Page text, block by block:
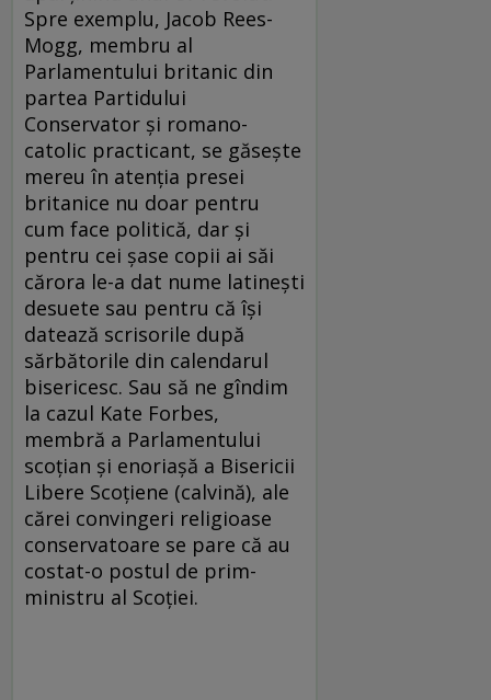
Spre exemplu, Jacob Rees-
Mogg, membru al
Parlamentului britanic din
partea Partidului
Conservator și romano-
catolic practicant, se găsește
mereu în atenția presei
britanice nu doar pentru
cum face politică, dar și
pentru cei șase copii ai săi
cărora le-a dat nume latinești
desuete sau pentru că își
datează scrisorile după
sărbătorile din calendarul
bisericesc. Sau să ne gîndim
la cazul Kate Forbes,
membră a Parlamentului
scoțian și enoriașă a Bisericii
Libere Scoțiene (calvină), ale
cărei convingeri religioase
conservatoare se pare că au
costat-o postul de prim-
ministru al Scoției.